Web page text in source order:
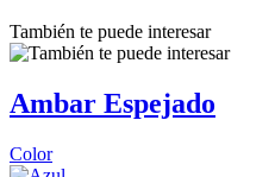
También te puede interesar
Ambar Espejado
Color